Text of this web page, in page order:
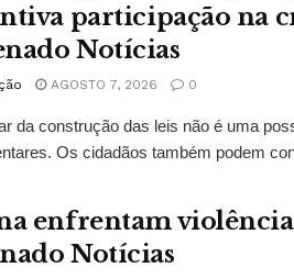
participação na
Notícias
AGOSTO 7, 2026 0
da construção das leis não é uma
Os cidadãos também podem
enfrentam
Notícias